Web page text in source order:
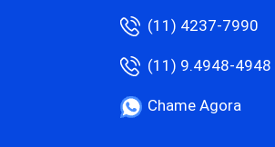
(11) 4237-7990
(11) 9.4948-4948
Chame Agora